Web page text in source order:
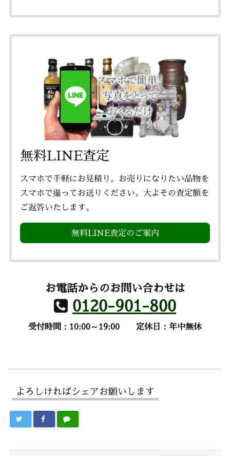
無料LINE査定
スマホで手軽にお見積り。お売りになりたい品物を
スマホで撮ってお送りください。大よその査定額を
ご返答いたします。
無料LINE査定のご案内
お電話からのお問い合わせは
0120-901-800
受付時間：10:00～19:00 定休日：年中無休
よろしければシェアお願いします